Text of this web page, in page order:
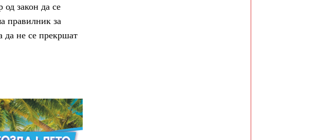
од закон да се
правилник за
да не се прекршат